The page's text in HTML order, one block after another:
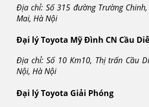
Địa chỉ: Số 315 đường Trường
Mai, Hà Nội
Đại lý Toyota Mỹ Đình CN Cầu
Địa chỉ: Số 10 Km10, Thị trấn Cầu
Nội, Hà Nội
Đại lý Toyota Giải Phóng